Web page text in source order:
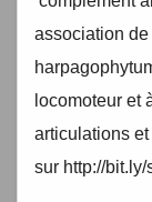
association
locomoteur et
articulations
sur http://
TopEquilibre.fr
des offres